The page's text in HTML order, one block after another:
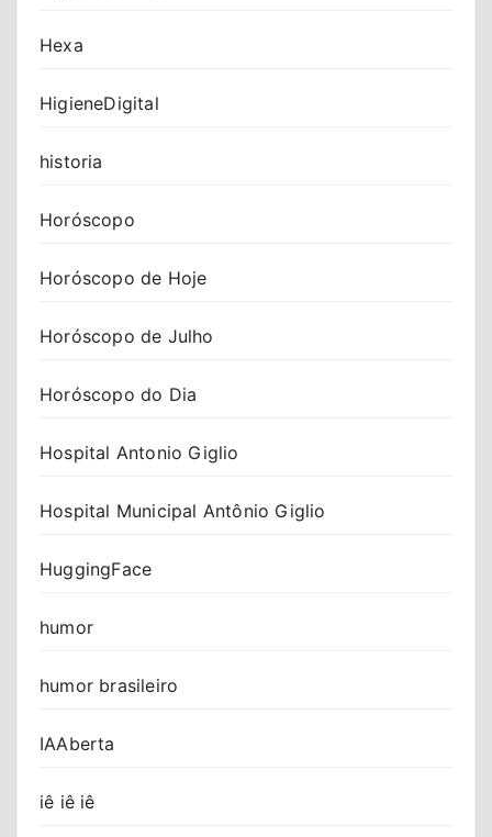
Hexa
HigieneDigital
historia
Horóscopo
Horóscopo de Hoje
Horóscopo de Julho
Horóscopo do Dia
Hospital Antonio Giglio
Hospital Municipal Antônio Giglio
HuggingFace
humor
humor brasileiro
IAAberta
iê iê iê